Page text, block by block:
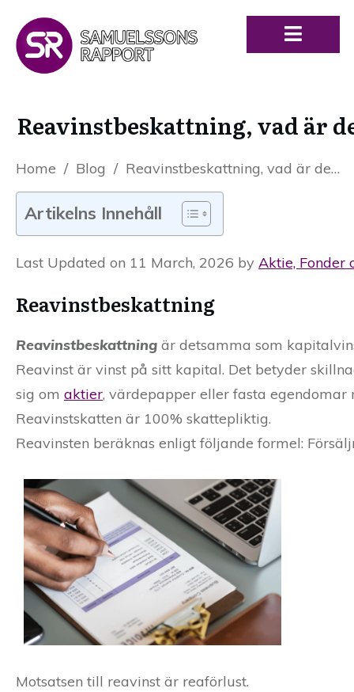
Reavinstbeskattning, vad är
Home / Blog / Reavinstbeskattning, vad är det? – definition och förklaring
Artikelns Innehåll
Last Updated on 11 March, 2026 by Aktie, Fonder
Reavinstbeskattning
Reavinstbeskattning är detsamma som
Reavinst är vinst på sitt kapital. Det betyder
sig om aktier, värdepapper eller fasta egendomar
Reavinstskatten är 100% skattepliktig.
Reavinsten beräknas enligt följande formel:
Motsatsen till reavinst är reaförlust.